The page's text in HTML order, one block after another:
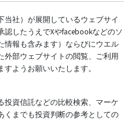
当社）が展開しているウェブサイ
認したうえでXやfacebookなどのソ
情報も含みます）ならびにウエル
外部ウェブサイトの閲覧、ご利用
ようお願いいたします。
投資信託などの比較検索、マーケ
くまでも投資判断の参考としての